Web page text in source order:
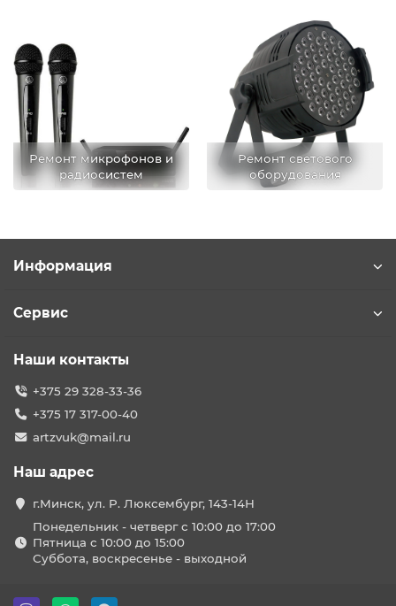
Ремонт микрофонов и
радиосистем
Ремонт светового
оборудования
Информация
Сервис
Наши контакты
+375 29 328-33-36
+375 17 317-00-40
artzvuk@mail.ru
Наш адрес
г.Минск, ул. Р. Люксембург, 143-14Н
Понедельник - четверг с 10:00 до 17:00
Пятница с 10:00 до 15:00
Суббота, воскресенье - выходной